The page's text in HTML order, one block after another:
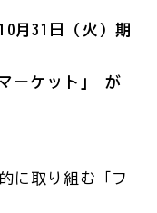
月31日（火）期
ーケット」 が
に取り組む「フ